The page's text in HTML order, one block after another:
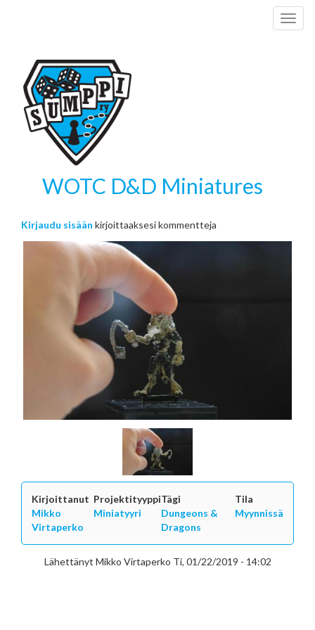
WOTC D&D Miniatures
Kirjaudu sisään kirjoittaaksesi kommentteja
Kirjoittanut
Mikko
Virtaperko
Projektityyppi
Miniatyyri
Tägi
Dungeons &
Dragons
Tila
Myynnissä
Lähettänyt Mikko Virtaperko Ti, 01/22/2019 - 14:02